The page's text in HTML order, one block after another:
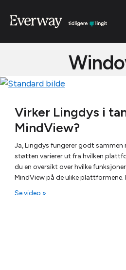
Virker Lingdys i
MindView?
Ja, Lingdys fungerer godt sammen
støtten varierer ut fra hvilken
du en oversikt over hvilke
MindView på de ulike plattformene.
Se video »